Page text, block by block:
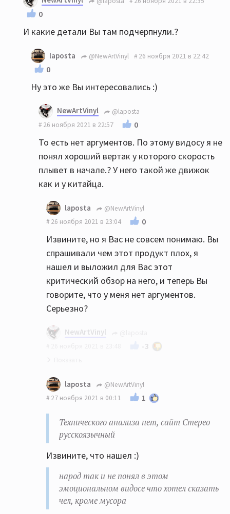
0
И какие детали Вы там подчерпнули.?
laposta @NewArtVinyl 26 ноября 2021 в 22:42
0
Ну это же Вы интересовались :)
NewArtVinyl
@laposta
26 ноября 2021 в 22:57
0
То есть нет аргументов. По этому видосу я не
понял хороший вертак у которого скорость
плывет в начале.? У него такой же движок
как и у китайца.
laposta
@NewArtVinyl
26 ноября 2021 в 23:04
0
Извините, но я Вас не совсем понимаю. Вы
спрашивали чем этот продукт плох, я
нашел и выложил для Вас этот
критический обзор на него, и теперь Вы
говорите, что у меня нет аргументов.
Серьезно?
NewArtVinyl
-3
Технического анализа нет, сайт Стерео
русскоязычный ,народ так и не понял в
этом эмоциональном видосе что хотел
сказать чел, кроме мусора. Ведь
некоторые покупают винтажные иглы с
прижимом 5 грамм и говорят, что звук
отменный и антискейтинг ненужен. Многие
музыкальные центры 80-х прошлого века
были оборудованы такими эпу, причем
названия фирм у всех на слуху.
laposta
@NewArtVinyl
27 ноября 2021 в 00:11
1
Технического анализа нет, сайт Стерео
русскоязычный
Извините, что нашел :)
народ так и не понял в этом
эмоциональном видосе что хотел сказать
чел, кроме мусора